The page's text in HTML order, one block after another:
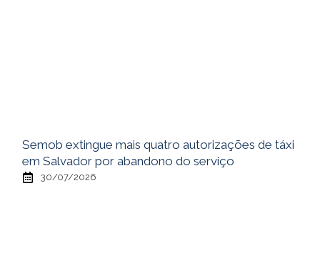
Semob extingue mais quatro autorizações de táxi
em Salvador por abandono do serviço
30/07/2026